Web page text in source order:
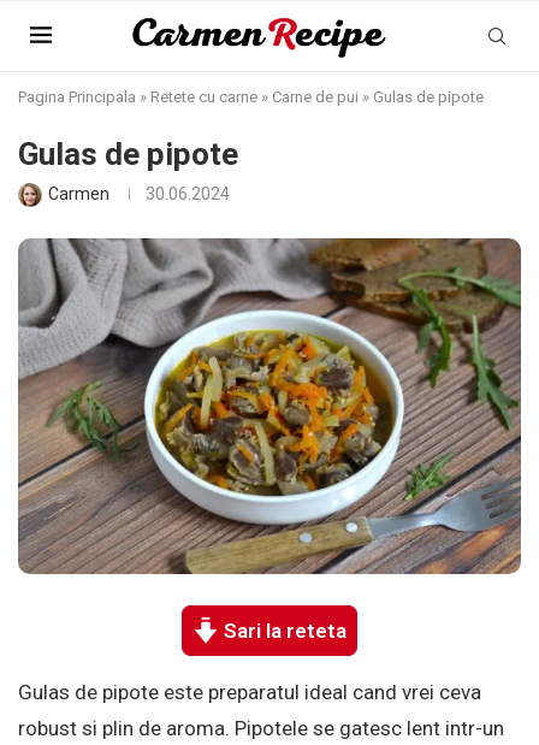
Pagina Principala » Retete cu carne » Carne de pui » Gulas de pipote
Gulas de pipote
Carmen 30.06.2024
Sari la reteta
Gulas de pipote este preparatul ideal cand vrei ceva
robust si plin de aroma. Pipotele se gatesc lent intr-un